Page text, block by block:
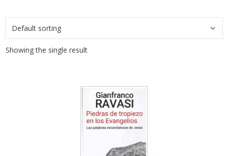
Showing the single result